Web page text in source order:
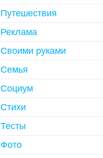
Путешествия
Реклама
Своими руками
Семья
Социум
Стихи
Тесты
Фото